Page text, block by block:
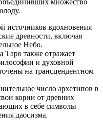
множество
источников вдохновения
древности, включая
Небо.
Таро также отражает
и духовной
на трансцендентном
число архетипов в
корни от древних
в себе символы
даосизма.